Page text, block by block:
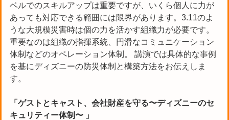
ベルでのスキルアップは重要ですが、いくら個人に力が
あっても対応できる範囲には限界があります。3.11のよ
うな大規模災害時は個の力を活かす組織力が必要です。
重要なのは組織の指揮系統、円滑なコミュニケーション
体制などのオペレーション体制。 講演では具体的な事例
を基にディズニーの防災体制と構築方法をお伝えしま
す。
「ゲストとキャスト、会社財産を守る〜ディズニーのセ
キュリティー体制〜 」